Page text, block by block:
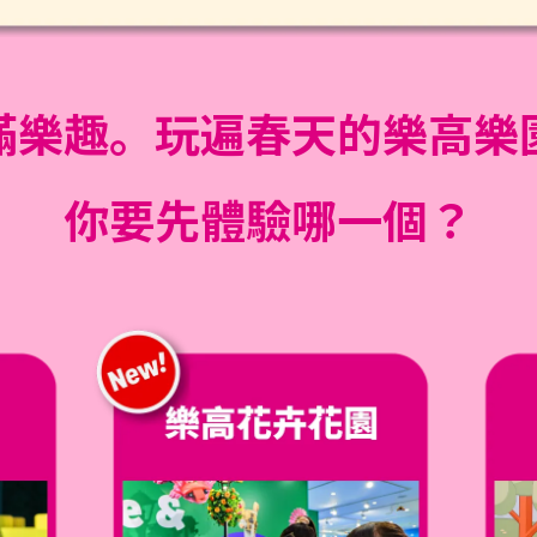
趣。 玩遍春天的樂高樂
你要先體驗哪一個？